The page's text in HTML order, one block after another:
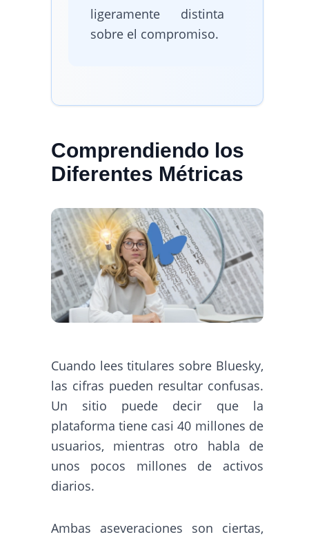
ligeramente distinta
sobre el compromiso.
Comprendiendo los
Diferentes Métricas
Cuando lees titulares sobre Bluesky,
las cifras pueden resultar confusas.
Un sitio puede decir que la
plataforma tiene casi 40 millones de
usuarios, mientras otro habla de
unos pocos millones de activos
diarios.
Ambas aseveraciones son ciertas,